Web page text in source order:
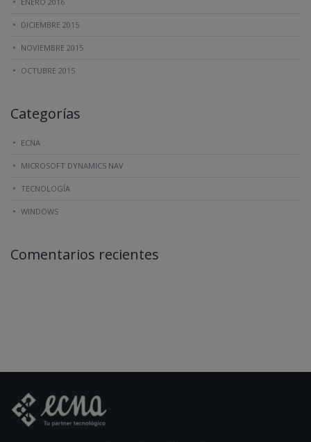
DICIEMBRE 2015
NOVIEMBRE 2015
OCTUBRE 2015
Categorías
ECNA
MICROSOFT DYNAMICS NAV
TECNOLOGÍA
WINDOWS
Comentarios recientes